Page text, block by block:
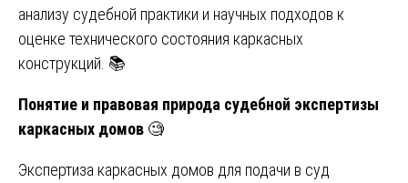
анализу судебной практики и научных подходов к
оценке технического состояния каркасных
конструкций. 📚
Понятие и правовая природа судебной экспертизы
каркасных домов 🧐
Экспертиза каркасных домов для подачи в суд